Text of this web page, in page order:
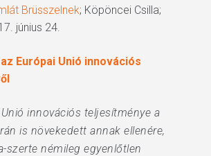
Brüsszelnek; Köpöncei Csilla;
június 24.
Európai Unió innovációs
Unió innovációs teljesítménye a
is növekedett annak ellenére,
szerte némileg egyenlőtlen